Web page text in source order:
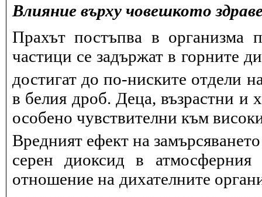
Влияние върху човешкото
Прахът постъпва в организма
частици се задържат в горните
достигат до по-ниските отдели
в белия дроб. Деца, възрастни и
особено чувствителни към
Вредният ефект на
серен диоксид в атмосферния
отношение на дихателните